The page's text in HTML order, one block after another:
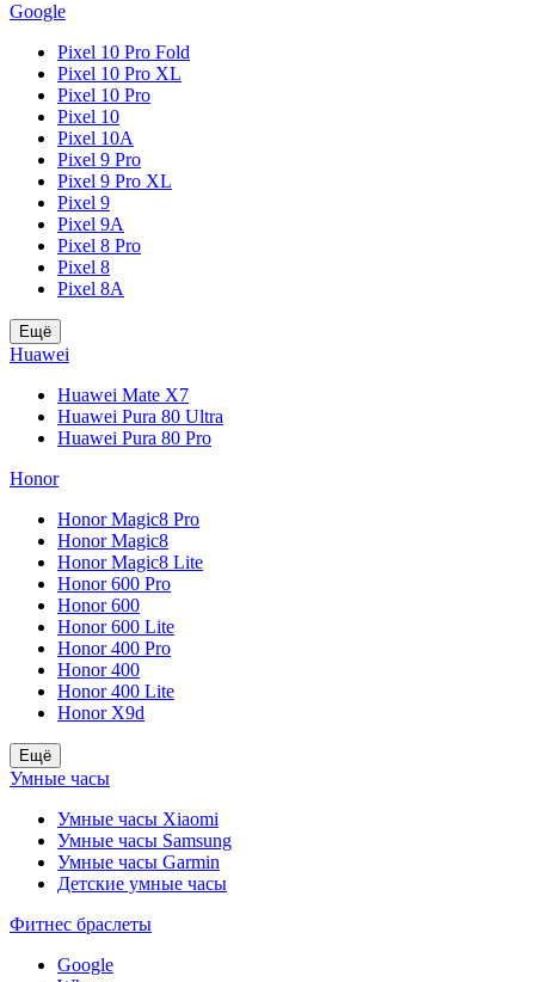
Google
Pixel 10 Pro Fold
Pixel 10 Pro XL
Pixel 10 Pro
Pixel 10
Pixel 10A
Pixel 9 Pro
Pixel 9 Pro XL
Pixel 9
Pixel 9A
Pixel 8 Pro
Pixel 8
Pixel 8A
Ещё
Huawei
Huawei Mate X7
Huawei Pura 80 Ultra
Huawei Pura 80 Pro
Honor
Honor Magic8 Pro
Honor Magic8
Honor Magic8 Lite
Honor 600 Pro
Honor 600
Honor 600 Lite
Honor 400 Pro
Honor 400
Honor 400 Lite
Honor X9d
Ещё
Умные часы
Умные часы Xiaomi
Умные часы Samsung
Умные часы Garmin
Детские умные часы
Фитнес браслеты
Google